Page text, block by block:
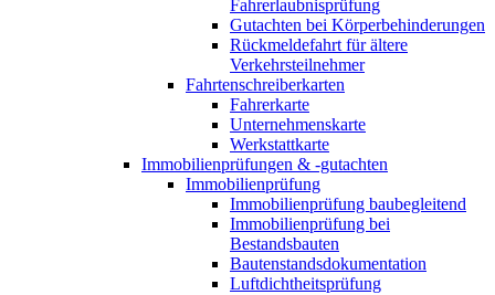
Fahrerlaubnisprüfung
Gutachten bei Körperbehinderungen
Rückmeldefahrt für ältere
Verkehrsteilnehmer
Fahrtenschreiberkarten
Fahrerkarte
Unternehmenskarte
Werkstattkarte
Immobilienprüfungen & -gutachten
Immobilienprüfung
Immobilienprüfung baubegleitend
Immobilienprüfung bei
Bestandsbauten
Bautenstandsdokumentation
Luftdichtheitsprüfung